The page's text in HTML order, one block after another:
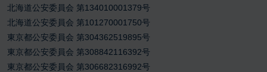
北海道公安委員会 第134010001379号
北海道公安委員会 第101270001750号
東京都公安委員会 第304362519895号
東京都公安委員会 第308842116392号
東京都公安委員会 第306682316992号